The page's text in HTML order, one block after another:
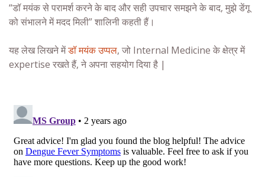
“डॉ मयंक से परामर्श करने के बाद और सही उपचार समझने के बाद, मुझे डेंगू
को संभालने में मदद मिली” शालिनी कहती हैं।
यह लेख लिखने मेंडॉ मयंक उप्पल, जो Internal Medicine के क्षेत्र में
expertise रखते हैं, ने अपना सहयोग दिया है |